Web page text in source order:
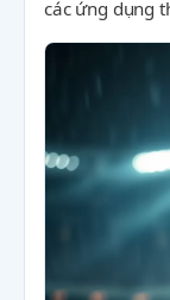
các ứng dụng